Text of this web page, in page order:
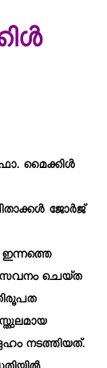
മൈക്കിൾ
ജോർജ്
ചെയ്ത
നടത്തിയത്.